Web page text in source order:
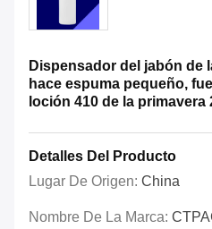
Dispensador del jabón de
hace espuma pequeño,
loción 410 de la primavera
Detalles Del Producto
Lugar De Origen: China
Nombre De La Marca: